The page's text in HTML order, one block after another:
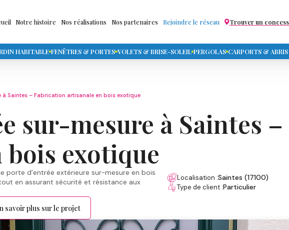
Notre histoire Nos réalisations Nos partenaires Rejoindre le réseau Trouver un
HABITABLE FENÊTRES & PORTES VOLETS & BRISE-SOLEIL PERGOLAS CARPORTS & ABRIS
à Saintes – Fabrication artisanale en bois exotique
sur-mesure à Saintes
exotique
porte d’entrée extérieure sur-mesure en bois
en assurant sécurité et résistance aux
Localisation :Saintes (17100)
Type de client :Particulier
savoir plus sur le projet